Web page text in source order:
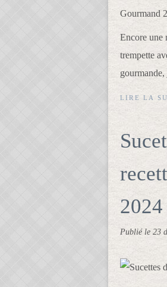
Encore une
trempette
LIRE LA
2024
Publié le 23